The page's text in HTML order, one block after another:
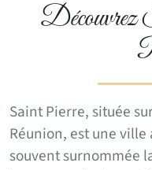
Saint Pierre, située
Réunion, est une
souvent surnommée